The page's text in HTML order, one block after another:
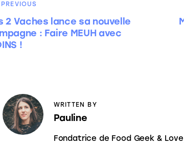
PREVIOUS
2 Vaches lance sa nouvelle
: Faire MEUH avec
!
WRITTEN BY
Pauline
Fondatrice de Food Geek &